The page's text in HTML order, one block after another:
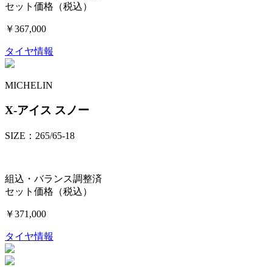
セット価格（税込）
￥367,000
タイヤ情報
MICHELIN
X-アイス スノー
SIZE：265/65-18
組込・バランス調整済
セット価格（税込）
￥371,000
タイヤ情報